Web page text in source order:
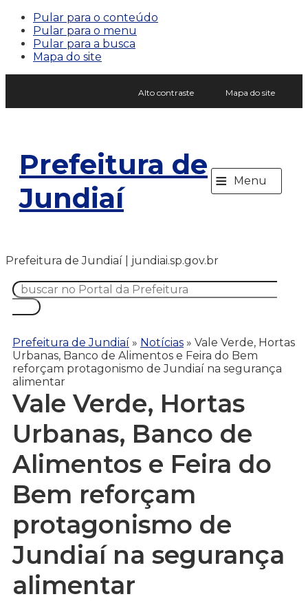
Pular para o conteúdo
Pular para o menu
Pular para a busca
Mapa do site
Alto contraste Mapa do site
Prefeitura de
Jundiaí
≡ Menu
Prefeitura de Jundiaí | jundiai.sp.gov.br
Prefeitura de Jundiaí » Notícias » Vale Verde, Hortas
Urbanas, Banco de Alimentos e Feira do Bem
reforçam protagonismo de Jundiaí na segurança
alimentar
Vale Verde, Hortas
Urbanas, Banco de
Alimentos e Feira do
Bem reforçam
protagonismo de
Jundiaí na segurança
alimentar